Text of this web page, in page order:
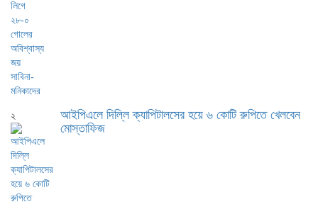
২
আইপিএলে দিল্লি ক্যাপিটালসের হয়ে ৬ কোটি রুপিতে খেলবেন
মোস্তাফিজ